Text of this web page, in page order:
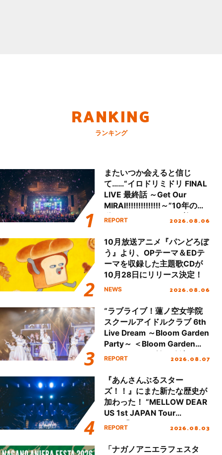
RANKING
ランキング
またいつか会えると信じ
て……“イロドリミドリ FINAL
LIVE 最終話 ～Get Our
MIRAI!!!!!!!!!!!!!!～”10年の活
動を経てファイナルを迎える
REPORT 2026.08.06
10月放送アニメ『パンどろぼ
う』より、OPテーマ＆EDテ
ーマを収録した主題歌CDが
10月28日にリリース決定！
NEWS 2026.08.06
“ラブライブ！蓮ノ空女学院
スクールアイドルクラブ 6th
Live Dream ～Bloom Garden
Party～ ＜Bloom Garden
Party Stage／埼玉公演＞”
REPORT 2026.08.07
『あんさんぶるスター
ズ！！』にまた新たな歴史が
加わった！ “MELLOW DEAR
US 1st JAPAN Tour
Final「NICE to meet YOU
ート!!
REPORT 2026.08.03
「ナガノアニエラフェスタ